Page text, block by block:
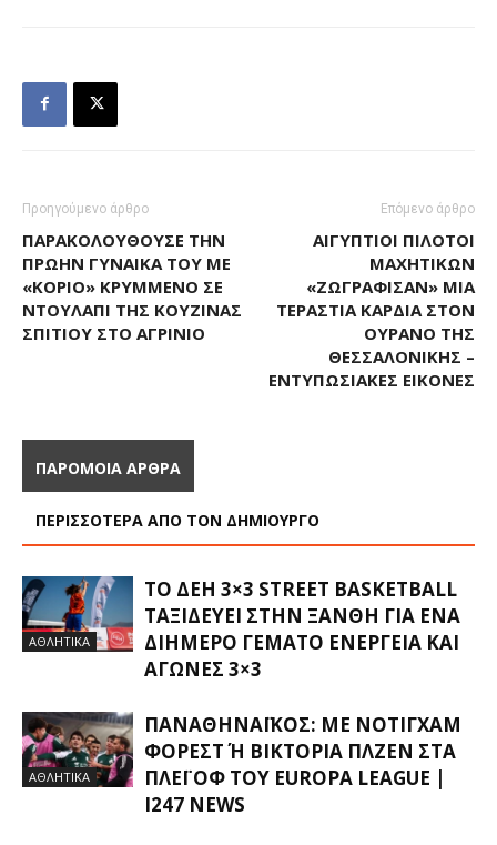
Προηγούμενο άρθρο
ΠΑΡΑΚΟΛΟΥΘΟΎΣΕ ΤΗΝ
ΠΡΏΗΝ ΓΥΝΑΊΚΑ ΤΟΥ ΜΕ
«ΚΟΡΙΌ» ΚΡΥΜΜΈΝΟ ΣΕ
ΝΤΟΥΛΆΠΙ ΤΗΣ ΚΟΥΖΊΝΑΣ
ΣΠΙΤΙΟΎ ΣΤΟ ΑΓΡΊΝΙΟ
Επόμενο άρθρο
ΑΙΓΎΠΤΙΟΙ ΠΙΛΌΤΟΙ
ΜΑΧΗΤΙΚΏΝ
«ΖΩΓΡΆΦΙΣΑΝ» ΜΊΑ
ΤΕΡΆΣΤΙΑ ΚΑΡΔΙΆ ΣΤΟΝ
ΟΥΡΑΝΌ ΤΗΣ
ΘΕΣΣΑΛΟΝΊΚΗΣ –
ΕΝΤΥΠΩΣΙΑΚΈΣ ΕΙΚΌΝΕΣ
ΠΑΡΟΜΟΙΑ ΑΡΘΡΑ
ΠΕΡΙΣΣΟΤΕΡΑ ΑΠΟ ΤΟΝ ΔΗΜΙΟΥΡΓΟ
ΑΘΛΗΤΙΚΑ
ΤΟ ΔΕΗ 3×3 STREET BASKETBALL
ΤΑΞΙΔΕΎΕΙ ΣΤΗΝ ΞΆΝΘΗ ΓΙΑ ΈΝΑ
ΔΙΉΜΕΡΟ ΓΕΜΆΤΟ ΕΝΈΡΓΕΙΑ ΚΑΙ
ΑΓΏΝΕΣ 3×3
ΑΘΛΗΤΙΚΑ
ΠΑΝΑΘΗΝΑΪΚΌΣ: ΜΕ ΝΌΤΙΓΧΑΜ
ΦΌΡΕΣΤ Ή ΒΙΚΤΌΡΙΑ ΠΛΖΕΝ ΣΤΑ Π
ΛΈΙ ΟΦ ΤΟΥ EUROPA LEAGUE |
I247 NEWS